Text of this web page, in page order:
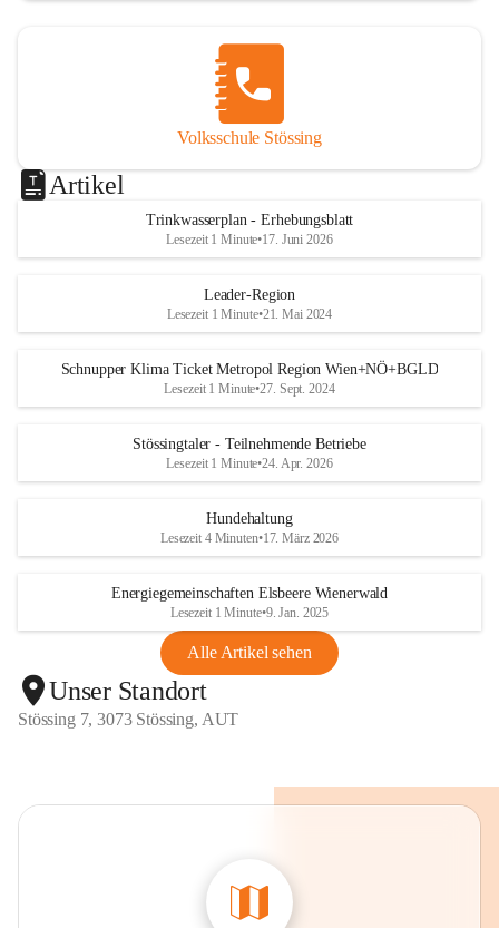
Volksschule Stössing
Artikel
Trinkwasserplan - Erhebungsblatt
Lesezeit 1 Minute•17. Juni 2026
Leader-Region
Lesezeit 1 Minute•21. Mai 2024
Schnupper Klima Ticket Metropol Region Wien+NÖ+BGLD
Lesezeit 1 Minute•27. Sept. 2024
Stössingtaler - Teilnehmende Betriebe
Lesezeit 1 Minute•24. Apr. 2026
Hundehaltung
Lesezeit 4 Minuten•17. März 2026
Energiegemeinschaften Elsbeere Wienerwald
Lesezeit 1 Minute•9. Jan. 2025
Alle Artikel sehen
Unser Standort
Stössing 7, 3073 Stössing, AUT